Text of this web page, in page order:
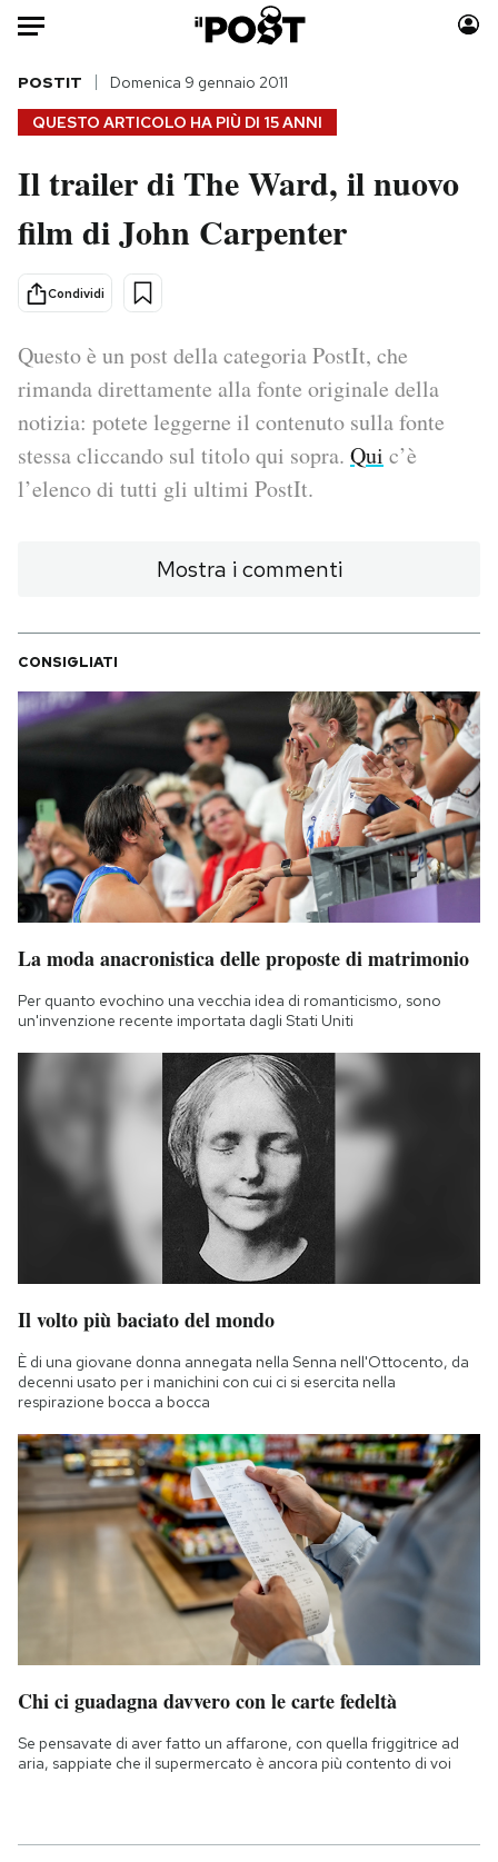
Auto
HOME
Italia
Politica
Tecnologia
Internet
Scienza
Cultura
Moda
Consumismi
Media
Europa
I MIEI PREFERITI
SHOP
CALENDARIO
AREA PERSONALE
Area Personale
Notifiche mobile
Hai bisogno di aiuto?
QUESTO ARTICOLO HA PIÙ DI 15 ANNI
POSTIT Domenica 9 gennaio 2011
Il trailer di The Ward, il nuovo
film di John Carpenter
Condividi
Questo è un post della categoria PostIt, che
rimanda direttamente alla fonte originale della
notizia: potete leggerne il contenuto sulla fonte
stessa cliccando sul titolo qui sopra. Qui c’è
l’elenco di tutti gli ultimi PostIt.
Mostra i commenti
CONSIGLIATI
La moda anacronistica delle proposte di matrimonio
Per quanto evochino una vecchia idea di romanticismo, sono
un'invenzione recente importata dagli Stati Uniti
Il volto più baciato del mondo
È di una giovane donna annegata nella Senna nell'Ottocento, da
decenni usato per i manichini con cui ci si esercita nella
respirazione bocca a bocca
Chi ci guadagna davvero con le carte fedeltà
Se pensavate di aver fatto un affarone, con quella friggitrice ad
aria, sappiate che il supermercato è ancora più contento di voi